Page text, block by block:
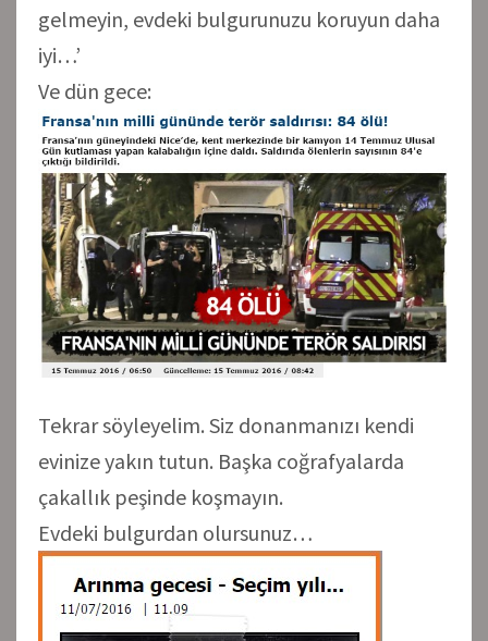
gelmeyin, evdeki bulgurunuzu koruyun daha
iyi…’
Ve dün gece:
Tekrar söyleyelim. Siz donanmanızı kendi
evinize yakın tutun. Başka coğrafyalarda
çakallık peşinde koşmayın.
Evdeki bulgurdan olursunuz…